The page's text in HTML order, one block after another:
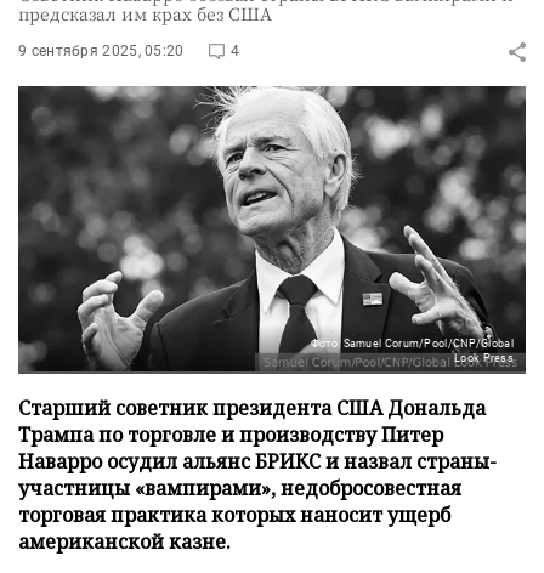
предсказал им крах без США
9 сентября 2025, 05:20 4
Фото: Samuel Corum/Pool/CNP/Global
Look Press
Старший советник президента США Дональда
Трампа по торговле и производству Питер
Наварро осудил альянс БРИКС и назвал страны-
участницы «вампирами», недобросовестная
торговая практика которых наносит ущерб
американской казне.